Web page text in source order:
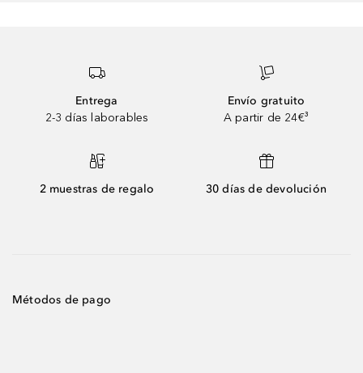
Entrega
2-3 días laborables
Envío gratuito
A partir de 24€³
2 muestras de regalo 30 días de devolución
Métodos de pago